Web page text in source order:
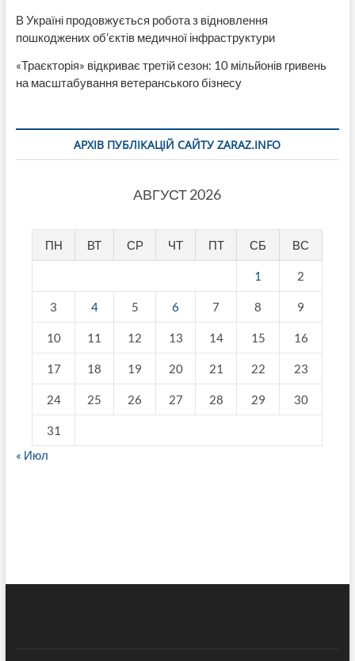
В Україні продовжується робота з відновлення
пошкоджених об’єктів медичної інфраструктури
«Траєкторія» відкриває третій сезон: 10 мільйонів гривень
на масштабування ветеранського бізнесу
АРХІВ ПУБЛІКАЦІЙ САЙТУ ZARAZ.INFO
АВГУСТ 2026
ПН ВТ СР ЧТ ПТ СБ ВС
1 2
3 4 5 6 7 8 9
10 11 12 13 14 15 16
17 18 19 20 21 22 23
24 25 26 27 28 29 30
31
« Июл